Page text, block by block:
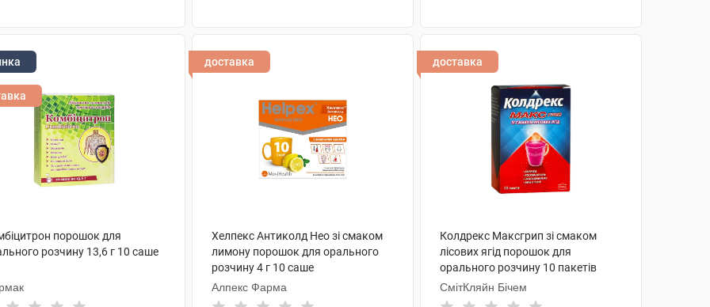
порошок для
розчину 13,6 г 10 саше
доставка
Хелпекс Антиколд Нео зі смаком
лимону порошок для орального
розчину 4 г 10 саше
Алпекс Фарма
доставка
Колдрекс Максгрип зі смаком
лісових ягід порошок для
орального розчину 10 пакетів
СмітКляйн Бічем